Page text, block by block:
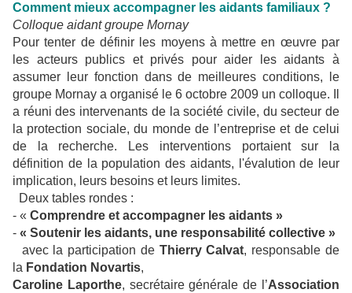
Comment mieux accompagner les aidants familiaux ?
Colloque aidant groupe Mornay
Pour tenter de définir les moyens à mettre en œuvre par
les acteurs publics et privés pour aider les aidants à
assumer leur fonction dans de meilleures conditions, le
groupe Mornay a organisé le 6 octobre 2009 un colloque. Il
a réuni des intervenants de la société civile, du secteur de
la protection sociale, du monde de l’entreprise et de celui
de la recherche. Les interventions portaient sur la
définition de la population des aidants, l'évalution de leur
implication, leurs besoins et leurs limites.
Deux tables rondes :
- « Comprendre et accompagner les aidants »
- « Soutenir les aidants, une responsabilité collective »
avec la participation de Thierry Calvat, responsable de
la Fondation Novartis,
Caroline Laporthe, secrétaire générale de l’Association